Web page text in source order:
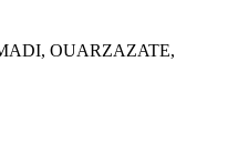
OUARZAZATE,